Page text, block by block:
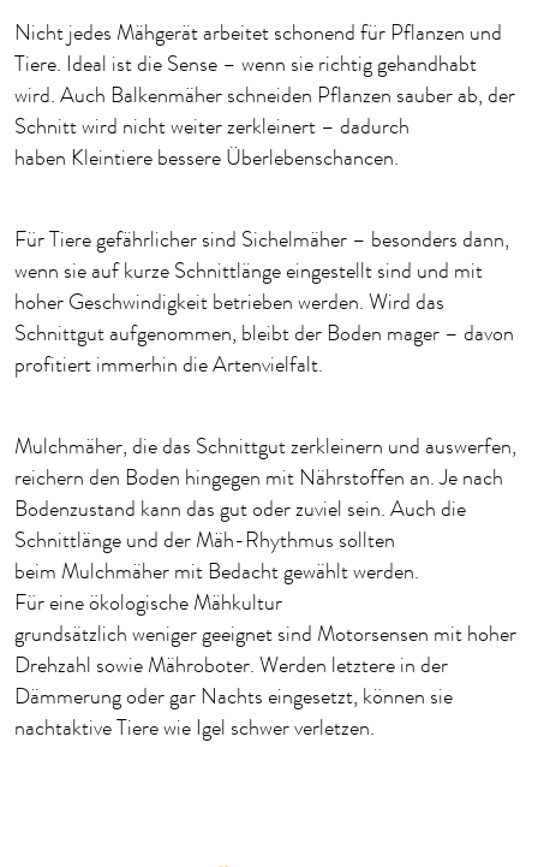
Nicht jedes Mähgerätarbeitet schonend für Pflanzen und
Tiere. Ideal ist die Sense – wenn sie richtig gehandhabt
wird. Auch Balkenmäher schneiden Pflanzen sauber ab, der
Schnitt wird nicht weiter zerkleinert – dadurch
haben Kleintiere bessere Überlebenschancen.
Für Tiere gefährlicher sind Sichelmäher – besonders dann,
wenn sie auf kurze Schnittlänge eingestellt sind und mit
hoher Geschwindigkeit betrieben werden. Wird das
Schnittgut aufgenommen, bleibt der Boden mager – davon
profitiert immerhin die Artenvielfalt.
Mulchmäher, die das Schnittgut zerkleinern und auswerfen,
reichern den Boden hingegen mit Nährstoffen an.Je nach
Bodenzustand kann das gut oderzuviel sein. Auch die
Schnittlänge und der Mäh-Rhythmus sollten
beim Mulchmäher mit Bedacht gewählt werden.
Für eine ökologische Mähkultur
grundsätzlich wenigergeeignet sind Motorsensen mit hoher
Drehzahl sowie Mähroboter. Werden letztere in der
Dämmerung oder gar Nachts eingesetzt, können sie
nachtaktive Tiere wie Igel schwer verletzen.